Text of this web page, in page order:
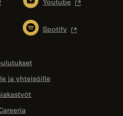
Youtube
Spotify
ja yhteisöille